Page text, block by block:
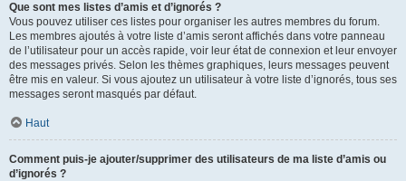
Que sont mes listes d’amis et d’ignorés ?
Vous pouvez utiliser ces listes pour organiser les autres membres du forum.
Les membres ajoutés à votre liste d’amis seront affichés dans votre panneau
de l’utilisateur pour un accès rapide, voir leur état de connexion et leur envoyer
des messages privés. Selon les thèmes graphiques, leurs messages peuvent
être mis en valeur. Si vous ajoutez un utilisateur à votre liste d’ignorés, tous ses
messages seront masqués par défaut.
Haut
Comment puis-je ajouter/supprimer des utilisateurs de ma liste d’amis ou
d’ignorés ?